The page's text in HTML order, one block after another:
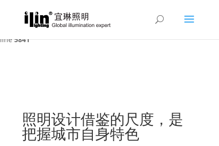
Warning : A non-numeric value encountered in
/var/www/html/ilin/wp-content/themes/Divi/functions.php
line5841
照明设计借鉴的尺度，是
把握城市自身特色